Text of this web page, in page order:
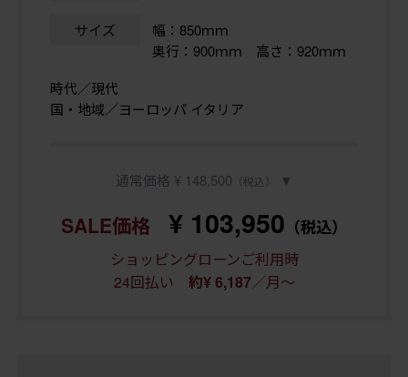
サイズ
幅：850ｍｍ
奥行：900ｍｍ 高さ：920ｍｍ
時代／現代
国・地域／ヨーロッパ イタリア
通常価格 ¥ 148,500 （税込） ▼
SALE価格 ¥ 103,950 （税込）
ショッピングローンご利用時
24回払い 約¥ 6,187／月～